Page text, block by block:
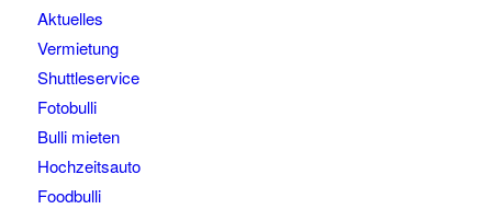
Aktuelles
Vermietung
Shuttleservice
Fotobulli
Bulli mieten
Hochzeitsauto
Foodbulli